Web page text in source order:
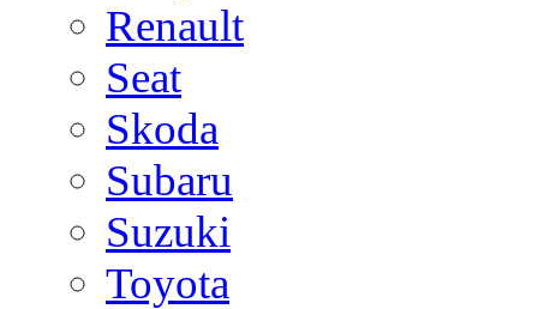
Renault
Seat
Skoda
Subaru
Suzuki
Toyota